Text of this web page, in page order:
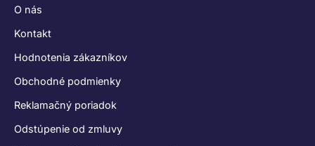
O nás
Kontakt
Hodnotenia zákazníkov
Obchodné podmienky
Reklamačný poriadok
Odstúpenie od zmluvy